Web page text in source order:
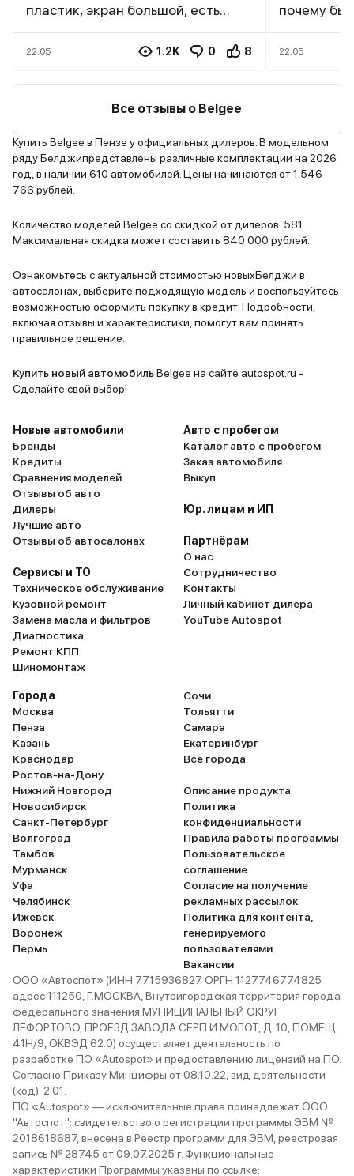
пластик, экран большой, есть
Багажник мелкий но с умными
катаются.Зимой оценила
передний привод. Шумоизоляция
напевает свою балладу. А еще
почемуто запчасти ждала две
недели после мелкой поломки,
может просто неповезло, не знаю.
Но за эти деньги X50 как
студент-отличник: старается изо
достоин внимания)) так что
считаю что белорусский
эксперимент точрно удался))
22.05 1.2K 0 8
почему бы
колёса 19
насечкой
из
чехлов —
между
пластик
скрипеть на
жму на газ
выхлопную
потом
глупого
звёзд.
22.05
Все отзывы о Belgee
Купить Belgee в Пензе у официальных дилеров. В модельном
ряду Белджипредставлены различные комплектации на 2026
год, в наличии 610 автомобилей. Цены начинаются от 1 546
766 рублей.
Количество моделей Belgee со скидкой от дилеров: 581.
Максимальная скидка может составить 840 000 рублей.
Ознакомьтесь с актуальной стоимостью новыхБелджи в
автосалонах, выберите подходящую модель и воспользуйтесь
возможностью оформить покупку в кредит. Подробности,
включая отзывы и характеристики, помогут вам принять
правильное решение.
Купить новый автомобильBelgee на сайте autospot.ru -
Сделайте свой выбор!
Новые автомобили
Бренды
Кредиты
Сравнения моделей
Отзывы об авто
Дилеры
Лучшие авто
Отзывы об автосалонах
Сервисы и ТО
Техническое обслуживание
Кузовной ремонт
Замена масла и фильтров
Диагностика
Ремонт КПП
Шиномонтаж
Авто с пробегом
Каталог авто с пробегом
Заказ автомобиля
Выкуп
Юр. лицам и ИП
Партнёрам
О нас
Сотрудничество
Контакты
Личный кабинет дилера
YouTube Autospot
Города
Москва
Пенза
Казань
Краснодар
Ростов-на-Дону
Нижний Новгород
Новосибирск
Санкт-Петербург
Волгоград
Тамбов
Мурманск
Уфа
Челябинск
Ижевск
Воронеж
Пермь
Сочи
Тольятти
Самара
Екатеринбург
Все города
Описание продукта
Политика
конфиденциальности
Правила работы программы
Пользовательское
соглашение
Согласие на получение
рекламных рассылок
Политика для контента,
генерируемого
пользователями
Вакансии
ООО «Автоспот» (ИНН 7715936827 ОРГН 1127746774825
адрес 111250, Г.МОСКВА, Внутригородская территория города
федерального значения МУНИЦИПАЛЬНЫЙ ОКРУГ
ЛЕФОРТОВО, ПРОЕЗД ЗАВОДА СЕРП И МОЛОТ, Д. 10, ПОМЕЩ.
41Н/9, ОКВЭД 62.0) осуществляет деятельность по
разработке ПО «Autospot» и предоставлению лицензий на ПО.
Согласно Приказу Минцифры от 08.10.22, вид деятельности
(код): 2.01.
ПО «Autospot» — исключительные права принадлежат ООО
"Автоспот": свидетельство о регистрации программы ЭВМ №
2018618687, внесена в Реестр программ для ЭВМ, реестровая
запись № 28745 от 09.07.2025 г. Функциональные
характеристики Программы указаны по ссылке: